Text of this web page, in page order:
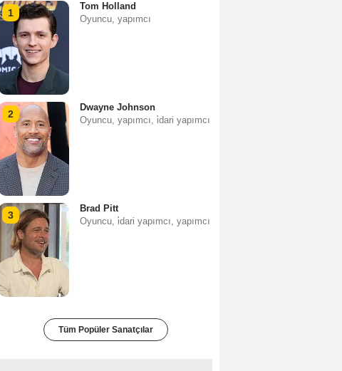
1
Tom Holland
Oyuncu, yapımcı
2
Dwayne Johnson
Oyuncu, yapımcı, i̇dari yapımcı
3
Brad Pitt
Oyuncu, i̇dari yapımcı, yapımcı
Tüm Popüler Sanatçılar